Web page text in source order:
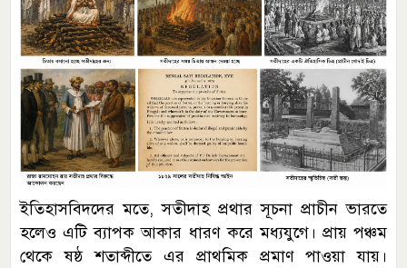
ইতিহাসবিদদের মতে, সতীদাহ প্রথার সূচনা প্রাচীন ভারতে
হলেও এটি ব্যাপক আকার ধারণ করে মধ্যযুগে। প্রায় পঞ্চম
থেকে ষষ্ঠ শতাব্দীতে এর প্রাথমিক প্রমাণ পাওয়া যায়।